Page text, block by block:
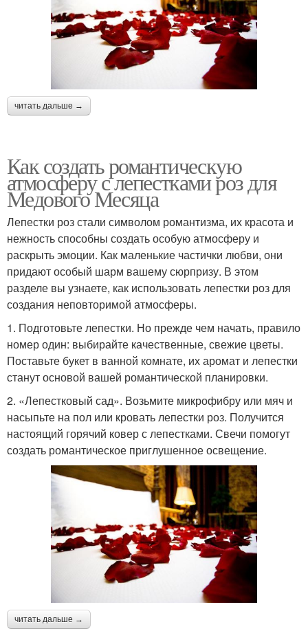
читать дальше →
Как создать романтическую
атмосферу с лепестками роз для
Медового Месяца
Лепестки роз стали символом романтизма, их красота и
нежность способны создать особую атмосферу и
раскрыть эмоции. Как маленькие частички любви, они
придают особый шарм вашему сюрпризу. В этом
разделе вы узнаете, как использовать лепестки роз для
создания неповторимой атмосферы.
1. Подготовьте лепестки. Но прежде чем начать, правило
номер один: выбирайте качественные, свежие цветы.
Поставьте букет в ванной комнате, их аромат и лепестки
станут основой вашей романтической планировки.
2. «Лепестковый сад». Возьмите микрофибру или мяч и
насыпьте на пол или кровать лепестки роз. Получится
настоящий горячий ковер с лепестками. Свечи помогут
создать романтическое приглушенное освещение.
читать дальше →